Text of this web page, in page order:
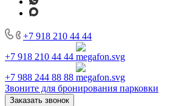
+7 918 210 44 44
+7 918 210 44 44
+7 988 244 88 88
Звоните для бронирования парковки
Заказать звонок